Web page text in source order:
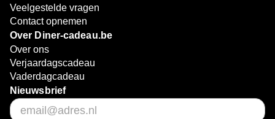
Veelgestelde vragen
Contact opnemen
Over Diner-cadeau.be
Over ons
Verjaardagscadeau
Vaderdagcadeau
Nieuwsbrief